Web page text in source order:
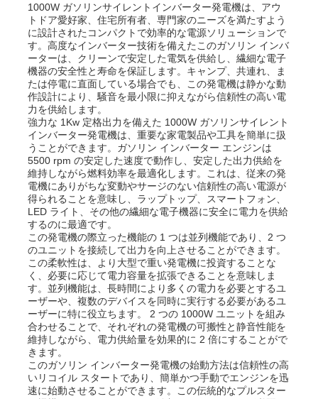
ホーム
製品
ビデオ
企業情報
会社案内
品質管理
1000W ガソリンサイレントインバーター発電機は、アウ
トドア愛好家、住宅所有者、専門家のニーズを満たすよう
に設計されたコンパクトで効率的な電源ソリューションで
す。高度なインバーター技術を備えたこのガソリン インバ
ーターは、クリーンで安定した電気を供給し、繊細な電子
機器の安全性と寿命を保証します。キャンプ、共連れ、ま
たは停電に直面している場合でも、この発電機は静かな動
作設計により、騒音を最小限に抑えながら信頼性の高い電
力を供給します。
強力な 1Kw 定格出力を備えた 1000W ガソリンサイレント
インバーター発電機は、重要な家電製品や工具を簡単に扱
うことができます。ガソリン インバーター エンジンは
5500 rpm の安定した速度で動作し、安定した出力供給を
維持しながら燃料効率を最適化します。これは、従来の発
電機にありがちな変動やサージのない信頼性の高い電源が
得られることを意味し、ラップトップ、スマートフォン、
LED ライト、その他の繊細な電子機器に安全に電力を供給
するのに最適です。
この発電機の際立った機能の 1 つは並列機能であり、2 つ
のユニットを接続して出力を向上させることができます。
この柔軟性は、より大型で重い発電機に投資することな
く、必要に応じて電力容量を拡張できることを意味しま
す。並列機能は、長時間により多くの電力を必要とするユ
ーザーや、複数のデバイスを同時に実行する必要があるユ
ーザーに特に役立ちます。 2 つの 1000W ユニットを組み
合わせることで、それぞれの発電機の可搬性と静音性能を
維持しながら、電力供給量を効果的に 2 倍にすることがで
きます。
このガソリン インバーター発電機の始動方法は信頼性の高
いリコイル スタートであり、簡単かつ手動でエンジンを迅
速に始動させることができます。この伝統的なプルスター